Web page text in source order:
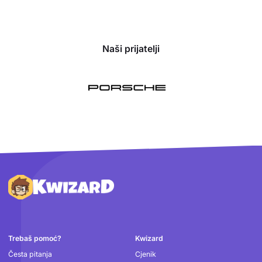
Naši prijatelji
Podnožje
Trebaš pomoć?
Česta pitanja
Kwizard
Cjenik